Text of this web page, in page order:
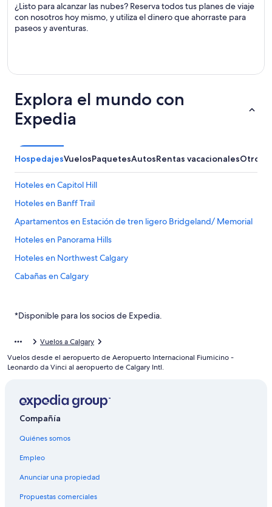
¿Listo para alcanzar las nubes? Reserva todos tus planes de viaje
con nosotros hoy mismo, y utiliza el dinero que ahorraste para
paseos y aventuras.
Explora el mundo con
Expedia
HospedajesVuelosPaquetesAutosRentas vacacionalesOtros
Hoteles en Capitol Hill
Hoteles en Banff Trail
Apartamentos en Estación de tren ligero Bridgeland/ Memorial
Hoteles en Panorama Hills
Hoteles en Northwest Calgary
Cabañas en Calgary
Apartamentos en Calgary
Hoteles con spa en Calgary
Hoteles de lujo en Calgary
Hoteles con desayuno incluido en Calgary
Hoteles con parque acuático en Calgary
Hoteles con traslado del/al aeropuerto en Calgary
Hoteles que aceptan mascotas en Calgary
Hoteles en Calgary
Moteles en Calgary
*Disponible para los socios de Expedia.
Vuelos a Calgary
Vuelos desde el aeropuerto de Aeropuerto Internacional Fiumicino -
Leonardo da Vinci al aeropuerto de Calgary Intl.
Compañía
Quiénes somos
Empleo
Anunciar una propiedad
Propuestas comerciales